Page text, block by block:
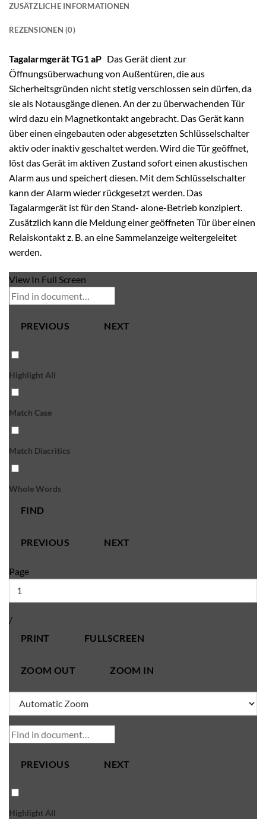
ZUSÄTZLICHE INFORMATIONEN
REZENSIONEN (0)
Tagalarmgerät TG1 aP Das Gerät dient zur
Öffnungsüberwachung von Außentüren, die aus
Sicherheitsgründen nicht stetig verschlossen sein dürfen, da
sie als Notausgänge dienen. An der zu überwachenden Tür
wird dazu ein Magnetkontakt angebracht. Das Gerät kann
über einen eingebauten oder abgesetzten Schlüsselschalter
aktiv oder inaktiv geschaltet werden. Wird die Tür geöffnet,
löst das Gerät im aktiven Zustand sofort einen akustischen
Alarm aus und speichert diesen. Mit dem Schlüsselschalter
kann der Alarm wieder rückgesetzt werden. Das
Tagalarmgerät ist für den Stand- alone-Betrieb konzipiert.
Zusätzlich kann die Meldung einer geöffneten Tür über einen
Relaiskontakt z. B. an eine Sammelanzeige weitergeleitet
werden.